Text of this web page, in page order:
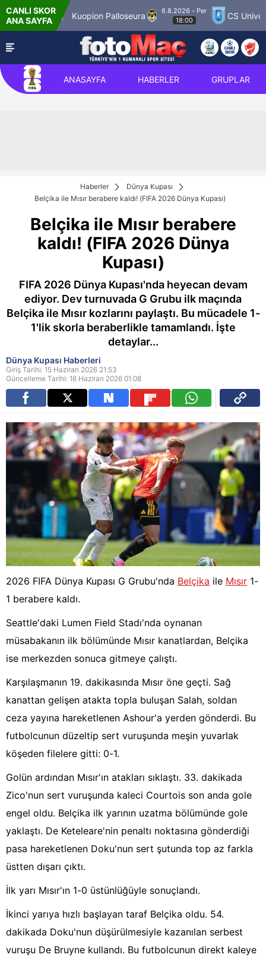
CANLI SKOR
ANA SAYFA
Match 12 Kuopion Palloseura
6.8.2026 - Per
18:00
CS
ANASAYFA HABERLER GRUPLAR
Haberler
Dünya Kupası
Belçika ile Mısır berabere kaldı! (FIFA 2026 Dünya Kupası)
Belçika ile Mısır berabere
kaldı! (FIFA 2026 Dünya
Kupası)
FIFA 2026 Dünya Kupası'nda heyecan devam
ediyor. Dev turnuvada G Grubu ilk maçında
Belçika ile Mısır kozlarını paylaştı. Bu mücadele 1-
1'lik skorla beraberlikle tamamlandı. İşte
detaylar...
Dünya Kupası Haberleri
Giriş Tarihi: 15 Haziran 2026 21:53
Güncelleme Tarihi: 16 Haziran 2026 01:08
2026 FIFA Dünya Kupası G Grubu'nda Belçika ile Mısır 1-
1 berabere kaldı.
Seattle'daki Lumen Field Stadı'nda oynanan
müsabakanın ilk bölümünde Mısır kanatlardan, Belçika
ise merkezden sonuca gitmeye çalıştı.
Karşılaşmanın 19. dakikasında Mısır öne geçti. Sağ
kanattan gelişen atakta topla buluşan Salah, soldan
ceza yayına hareketlenen Ashour'a yerden gönderdi. Bu
futbolcunun düzeltip sert vuruşunda meşin yuvarlak
köşeden filelere gitti: 0-1.
Golün ardından Mısır'ın atakları sıklaştı. 33. dakikada
Zico'nun sert vuruşunda kaleci Courtois son anda gole
engel oldu. Belçika ilk yarının uzatma bölümünde gole
yaklaştı. De Keteleare'nin penaltı noktasına gönderdiği
pasa hareketlenen Doku'nun sert şutunda top az farkla
üstten dışarı çıktı.
İlk yarı Mısır'ın 1-0 üstünlüğüyle sonuçlandı.
İkinci yarıya hızlı başlayan taraf Belçika oldu. 54.
dakikada Doku'nun düşürülmesiyle kazanılan serbest
vuruşu De Bruyne kullandı. Bu futbolcunun direkt kaleye